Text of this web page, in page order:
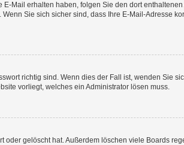
Mail erhalten haben, folgen Sie den dort
Sie sich sicher sind, dass Ihre E-Mail-Adresse
richtig sind. Wenn dies der Fall ist, wenden Sie
vorliegt, welches ein Administrator lösen muss.
gelöscht hat. Außerdem löschen viele Boards